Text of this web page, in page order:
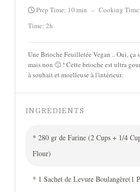
Prep Time: 10 min – Cooking
Time: 2h
Une Brioche Feuilletée Vegan .. Oui, ça
mais non 🙂 ! Cette brioche est ultra
à souhait et moelleuse à l'intérieur.
INGREDIENTS
* 280 gr de Farine (2 Cups + 1/4
Flour)
* 1 Sachet de Levure Boulangère(1